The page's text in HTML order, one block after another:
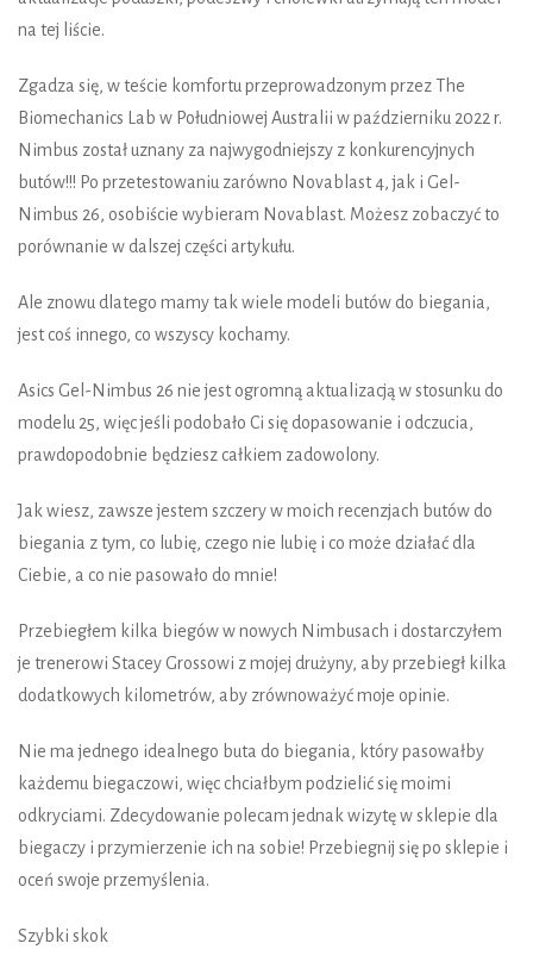
na tej liście.
Zgadza się, w teście komfortu przeprowadzonym przez The
Biomechanics Lab w Południowej Australii w październiku 2022 r.
Nimbus został uznany za najwygodniejszy z konkurencyjnych
butów!!! Po przetestowaniu zarówno Novablast 4, jak i Gel-
Nimbus 26, osobiście wybieram Novablast. Możesz zobaczyć to
porównanie w dalszej części artykułu.
Ale znowu dlatego mamy tak wiele modeli butów do biegania,
jest coś innego, co wszyscy kochamy.
Asics Gel-Nimbus 26 nie jest ogromną aktualizacją w stosunku do
modelu 25, więc jeśli podobało Ci się dopasowanie i odczucia,
prawdopodobnie będziesz całkiem zadowolony.
Jak wiesz, zawsze jestem szczery w moich recenzjach butów do
biegania z tym, co lubię, czego nie lubię i co może działać dla
Ciebie, a co nie pasowało do mnie!
Przebiegłem kilka biegów w nowych Nimbusach i dostarczyłem
je trenerowi Stacey Grossowi z mojej drużyny, aby przebiegł kilka
dodatkowych kilometrów, aby zrównoważyć moje opinie.
Nie ma jednego idealnego buta do biegania, który pasowałby
każdemu biegaczowi, więc chciałbym podzielić się moimi
odkryciami. Zdecydowanie polecam jednak wizytę w sklepie dla
biegaczy i przymierzenie ich na sobie! Przebiegnij się po sklepie i
oceń swoje przemyślenia.
Szybki skok